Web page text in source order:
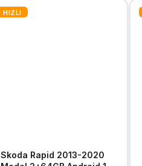
HIZLI
Skoda Rapid 2013-2020